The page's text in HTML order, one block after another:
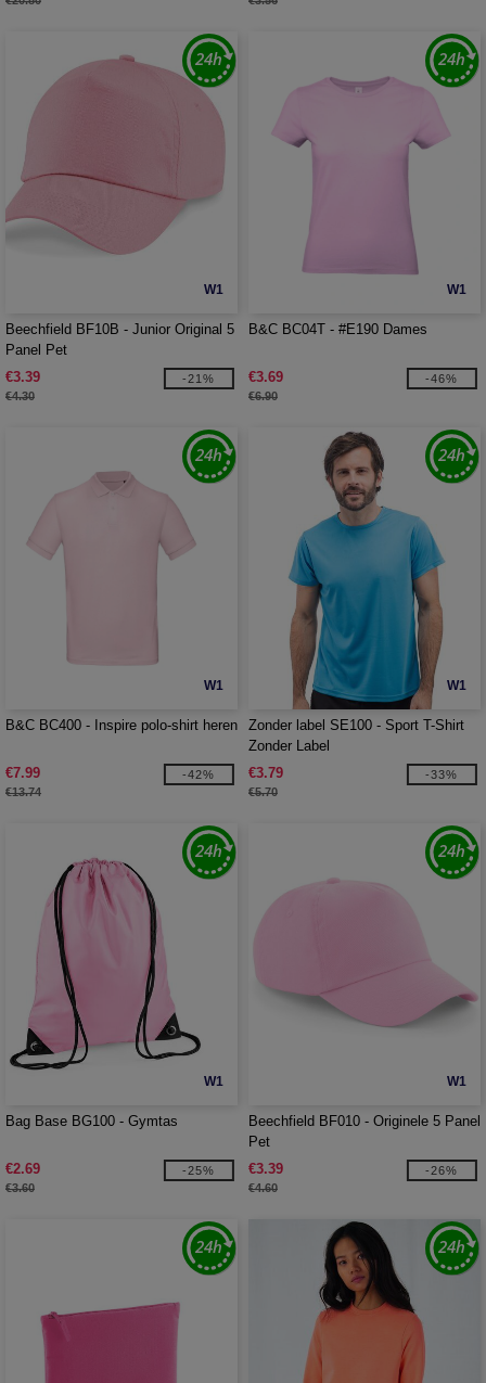
W1
Beechfield BF10B - Junior Original 5
Panel Pet
€3.39
€4.30
-21%
W1
B&C BC04T - #E190 Dames
€3.69
€6.90
-46%
W1
B&C BC400 - Inspire polo-shirt heren
€7.99
€13.74
-42%
W1
Zonder label SE100 - Sport T-Shirt
Zonder Label
€3.79
€5.70
-33%
W1
Bag Base BG100 - Gymtas
€2.69
€3.60
-25%
W1
Beechfield BF010 - Originele 5 Panel
Pet
€3.39
€4.60
-26%